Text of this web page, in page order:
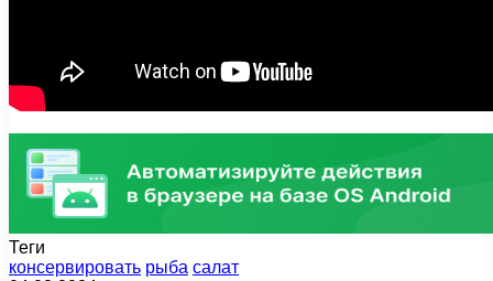
Теги
консервировать рыба салат